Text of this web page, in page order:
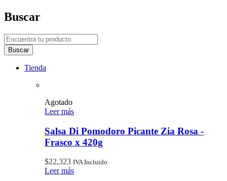
Buscar
Tienda
Agotado
Leer más
Salsa Di Pomodoro Picante Zia Rosa -
Frasco x 420g
$22,323 IVA Incluido
Leer más